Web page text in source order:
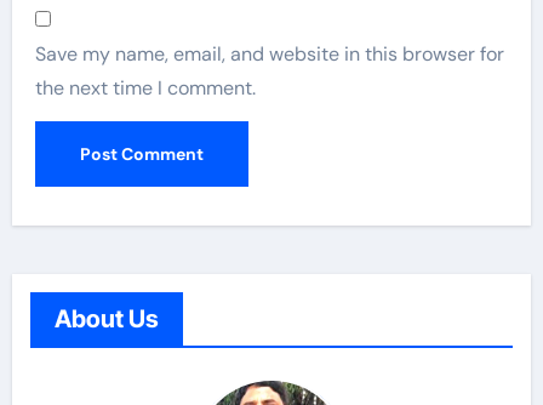
Save my name, email, and website in this browser for
the next time I comment.
About Us